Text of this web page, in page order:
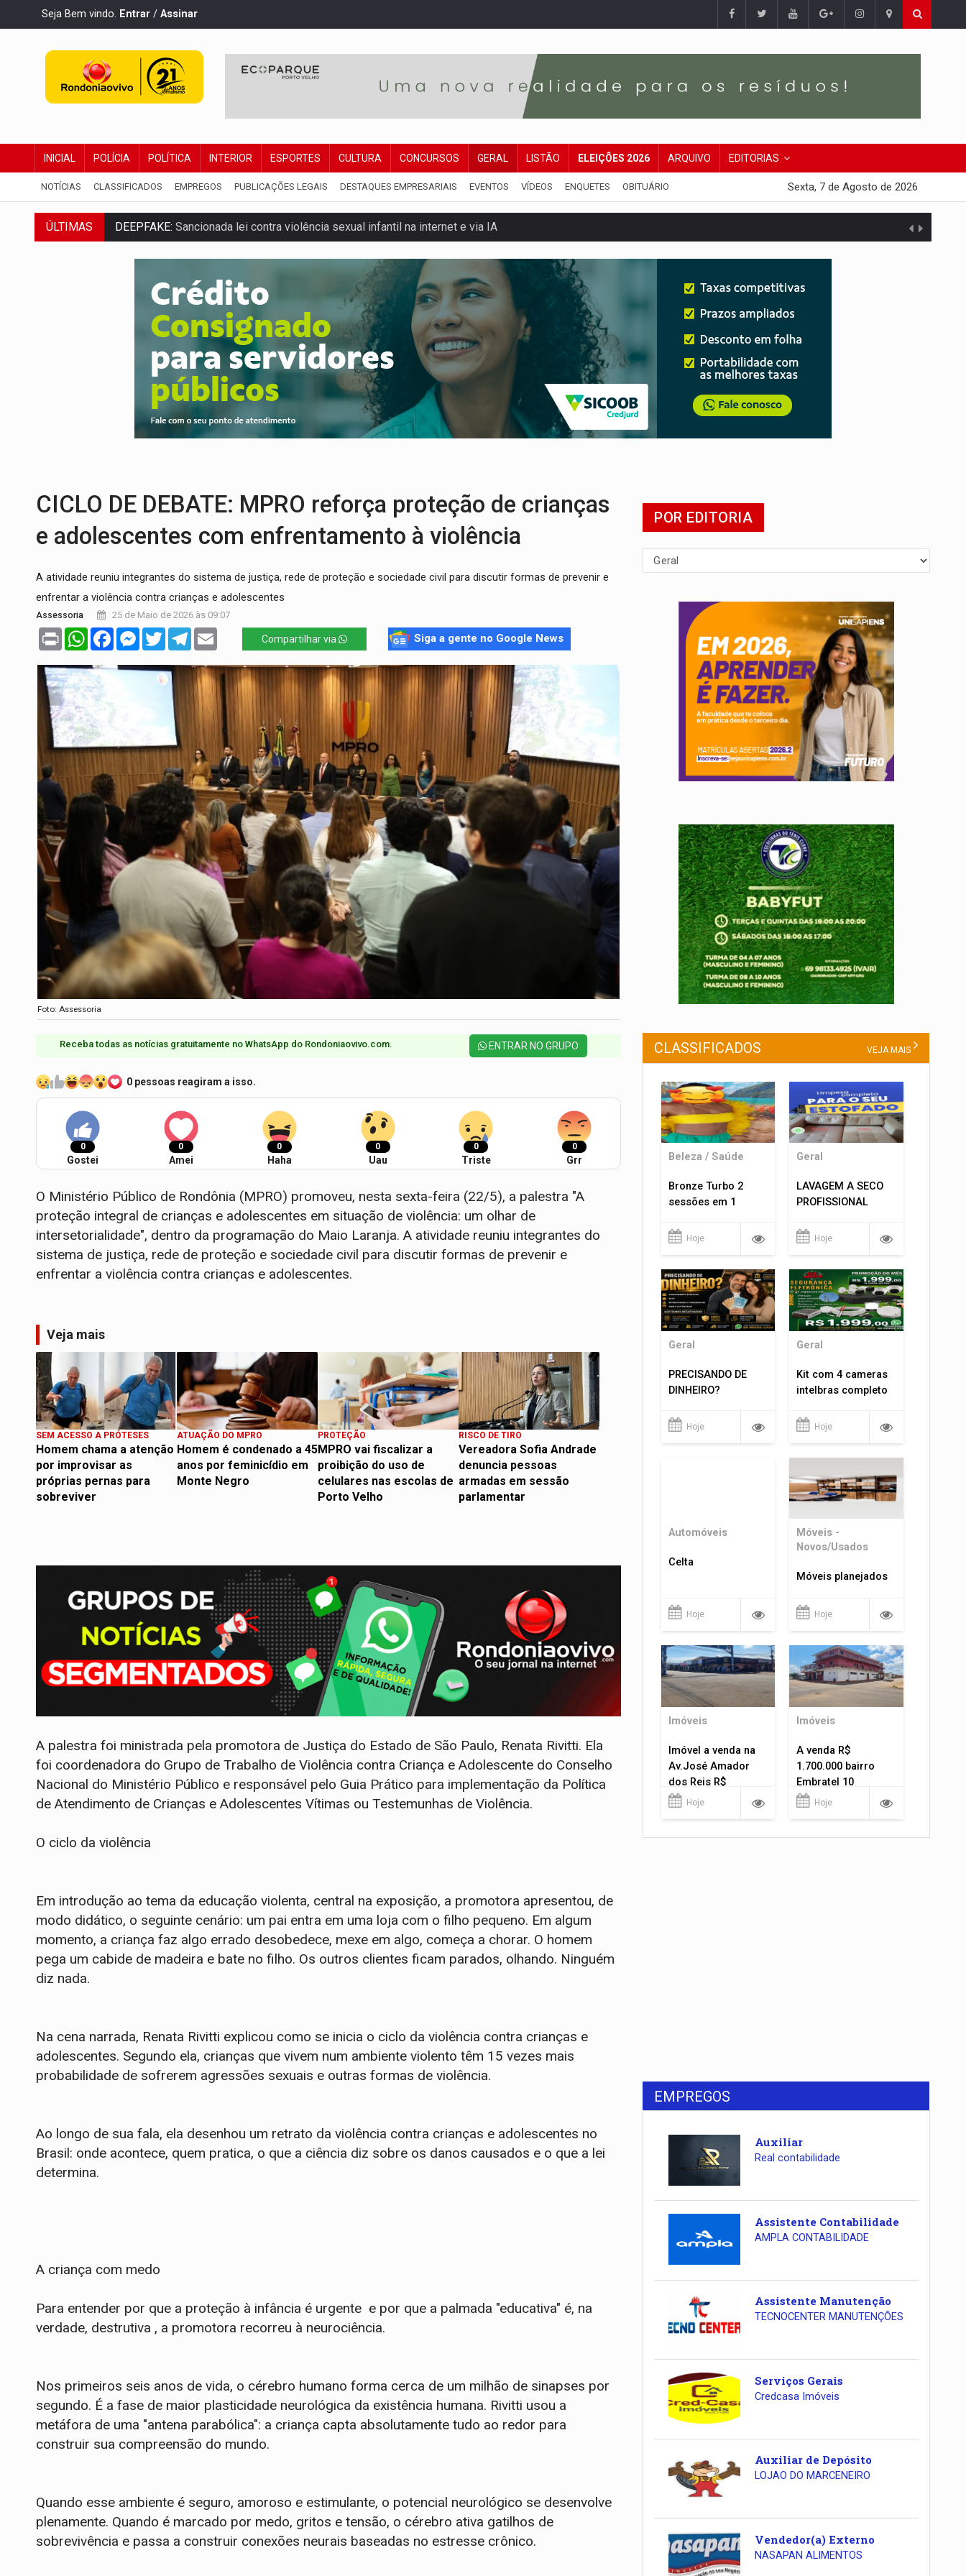
Seja Bem vindo. Entrar / Assinar
INICIAL POLÍCIA POLÍTICA INTERIOR ESPORTES CULTURA CONCURSOS GERAL LISTÃO ELEIÇÕES 2026 ARQUIVO EDITORIAS
NOTÍCIAS CLASSIFICADOS EMPREGOS PUBLICAÇÕES LEGAIS DESTAQUES EMPRESARIAIS EVENTOS VÍDEOS ENQUETES OBITUÁRIO Sexta, 7 de Agosto de 2026
ÚLTIMAS
DEEPFAKE:Sancionada lei contra violência sexual infantil na internet e via IA
COLEGIADO:Brasil e Rússia discutem energia nuclear, defesa e ciência em Brasília
Colisão entre caminhão e carro deixa quatro mortos e um em estado grave na BR
ENCONTRO: Amazônia Negra ganha projeção nacional com participação de Marcela Bonfim
PREVISÃO:Porto Velho tem chances de chuvas isoladas nesta sexta-feira (7)
SINDICATOS UNIDOS:Assembleia Geral delibera greve da educação municipal em Porto Velho
PROCESSO SELETIVO: Rondoniaovivo abre oficina de Comunicação com oportunidade de integrar equipe
AGOSTO LILÁS:MPRO lança de portal e promove reflexão sobre trajetória da Lei Maria da Penha
REGULARIZAÇÃO:Refis 2026 segue até o fim do ano para regularização de débitos
CICLO DE DEBATE: MPRO reforça proteção de crianças
e adolescentes com enfrentamento à violência
A atividade reuniu integrantes do sistema de justiça, rede de proteção e sociedade civil para discutir formas de prevenir e
enfrentar a violência contra crianças e adolescentes
Assessoria 25 de Maio de 2026 às 09:07
Print WhatsAppFacebookMessenger
TwitterTelegram Compartilhar via Siga a gente no Google News
Foto: Assessoria
Receba todas as notícias gratuitamente no WhatsApp do Rondoniaovivo.com.​ ENTRAR NO GRUPO
0 pessoas reagiram a isso.
0
Gostei
0
Amei
0
Haha
0
Uau
0
Triste
0
Grr
O Ministério Público de Rondônia (MPRO) promoveu, nesta sexta-feira (22/5), a palestra "A
proteção integral de crianças e adolescentes em situação de violência: um olhar de
intersetorialidade", dentro da programação do Maio Laranja. A atividade reuniu integrantes do
sistema de justiça, rede de proteção e sociedade civil para discutir formas de prevenir e
enfrentar a violência contra crianças e adolescentes.
Veja mais
SEM ACESSO A PRÓTESES
Homem chama a atenção
por improvisar as
próprias pernas para
sobreviver
ATUAÇÃO DO MPRO
Homem é condenado a 45
anos por feminicídio em
Monte Negro
PROTEÇÃO
MPRO vai fiscalizar a
proibição do uso de
celulares nas escolas de
Porto Velho
RISCO DE TIRO
Vereadora Sofia Andrade
denuncia pessoas
armadas em sessão
parlamentar
A palestra foi ministrada pela promotora de Justiça do Estado de São Paulo, Renata Rivitti. Ela
foi coordenadora do Grupo de Trabalho de Violência contra Criança e Adolescente do Conselho
Nacional do Ministério Público e responsável pelo Guia Prático para implementação da Política
de Atendimento de Crianças e Adolescentes Vítimas ou Testemunhas de Violência.
O ciclo da violência
Em introdução ao tema da educação violenta, central na exposição, a promotora apresentou, de
modo didático, o seguinte cenário: um pai entra em uma loja com o filho pequeno. Em algum
momento, a criança faz algo errado desobedece, mexe em algo, começa a chorar. O homem
pega um cabide de madeira e bate no filho. Os outros clientes ficam parados, olhando. Ninguém
diz nada.
Na cena narrada, Renata Rivitti explicou como se inicia o ciclo da violência contra crianças e
adolescentes. Segundo ela, crianças que vivem num ambiente violento têm 15 vezes mais
probabilidade de sofrerem agressões sexuais e outras formas de violência.
Ao longo de sua fala, ela desenhou um retrato da violência contra crianças e adolescentes no
Brasil: onde acontece, quem pratica, o que a ciência diz sobre os danos causados e o que a lei
determina.
A criança com medo
Para entender por que a proteção à infância é urgente e por que a palmada "educativa" é, na
verdade, destrutiva , a promotora recorreu à neurociência.
Nos primeiros seis anos de vida, o cérebro humano forma cerca de um milhão de sinapses por
segundo. É a fase de maior plasticidade neurológica da existência humana. Rivitti usou a
metáfora de uma "antena parabólica": a criança capta absolutamente tudo ao redor para
construir sua compreensão do mundo.
Quando esse ambiente é seguro, amoroso e estimulante, o potencial neurológico se desenvolve
plenamente. Quando é marcado por medo, gritos e tensão, o cérebro ativa gatilhos de
sobrevivência e passa a construir conexões neurais baseadas no estresse crônico.
POR EDITORIA
CLASSIFICADOS VEJA MAIS
Beleza / Saúde
Bronze Turbo 2
sessões em 1
Hoje
Geral
LAVAGEM A SECO
PROFISSIONAL
Hoje
Geral
PRECISANDO DE
DINHEIRO?
Hoje
Geral
Kit com 4 cameras
intelbras completo
Hoje
Automóveis
Celta
Hoje
Móveis -
Novos/Usados
Móveis planejados
Hoje
Imóveis
Imóvel a venda na
Av.José Amador
dos Reis R$
1.400.000
Hoje
Imóveis
A venda R$
1.700.000 bairro
Embratel 10
apartamentos!
Hoje
EMPREGOS
Auxiliar
Real contabilidade
Assistente Contabilidade
AMPLA CONTABILIDADE
Assistente Manutenção
TECNOCENTER MANUTENÇÕES
Serviços Gerais
Credcasa Imóveis
Auxiliar de Depósito
LOJAO DO MARCENEIRO
Vendedor(a) Externo
NASAPAN ALIMENTOS